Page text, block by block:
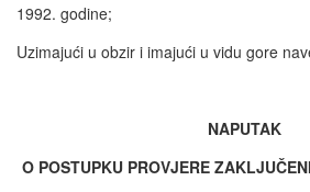
1992. godine;
Uzimajući u obzir i imajući u vidu gore
NAPUTAK
O POSTUPKU PROVJERE